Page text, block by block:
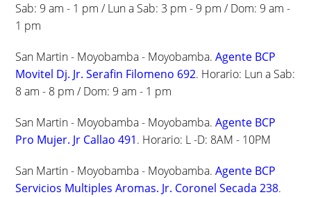
Sab: 9 am - 1 pm / Lun a Sab: 3 pm - 9 pm / Dom: 9 am -
1 pm
San Martin - Moyobamba - Moyobamba.Agente BCP
Movitel Dj. Jr. Serafin Filomeno 692. Horario: Lun a Sab:
8 am - 8 pm / Dom: 9 am - 1 pm
San Martin - Moyobamba - Moyobamba.Agente BCP
Pro Mujer. Jr Callao 491. Horario: L -D: 8AM - 10PM
San Martin - Moyobamba - Moyobamba.Agente BCP
Servicios Multiples Aromas. Jr. Coronel Secada 238.